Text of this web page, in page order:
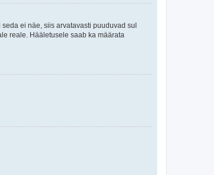
ei näe, siis arvatavasti puuduvad sul
reale. Hääletusele saab ka määrata